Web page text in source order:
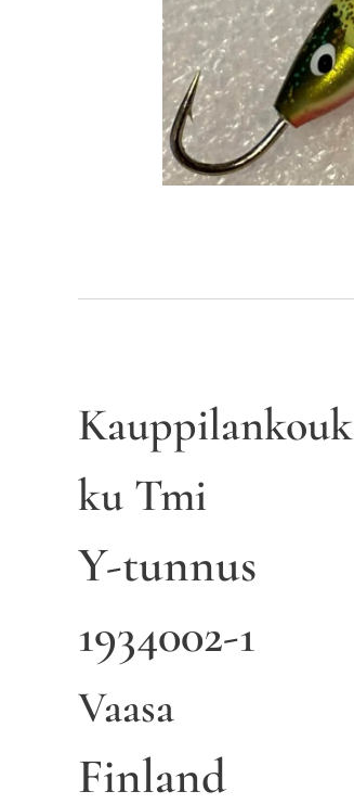
Kauppilankouk
ku Tmi
Y-tunnus
1934002-1
Vaasa
Finland